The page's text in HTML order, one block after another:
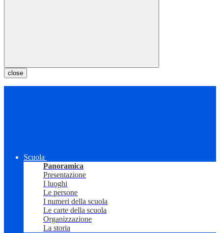
close
Scuola
Panoramica
Presentazione
I luoghi
Le persone
I numeri della scuola
Le carte della scuola
Organizzazione
La storia